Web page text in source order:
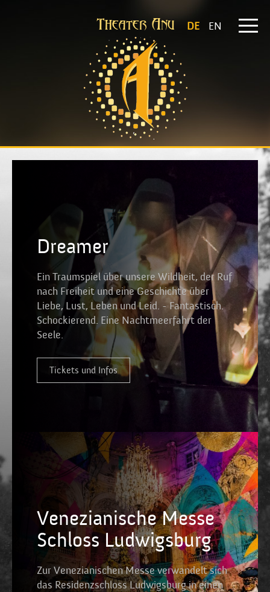
DE EN
Theater Anu
Dreamer
Ein Traumspiel über unsere Wildheit, der Ruf
nach Freiheit und eine Geschichte über
Liebe, Lust, Leben und Leid. - Fantastisch.
Schockierend. Eine Nachtmeerfahrt der
Seele.
Tickets und Infos
Venezianische Messe
Schloss Ludwigsburg
Zur Venezianischen Messe verwandelt sich
das Residenzschloss Ludwigsburg in einen